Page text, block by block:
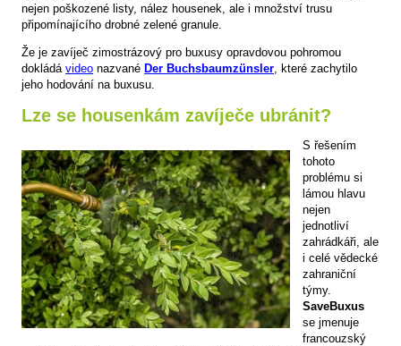
nejen poškozené listy, nález housenek, ale i množství trusu
připomínajícího drobné zelené granule.
Že je zavíječ zimostrázový pro buxusy opravdovou pohromou
dokládá video nazvané Der Buchsbaumzünsler , které zachytilo
jeho hodování na buxusu.
Lze se housenkám zavíječe ubránit?
S řešením
tohoto
problému si
lámou hlavu
nejen
jednotliví
zahrádkáři, ale
i celé vědecké
zahraniční
týmy.
SaveBuxus
se jmenuje
francouzský